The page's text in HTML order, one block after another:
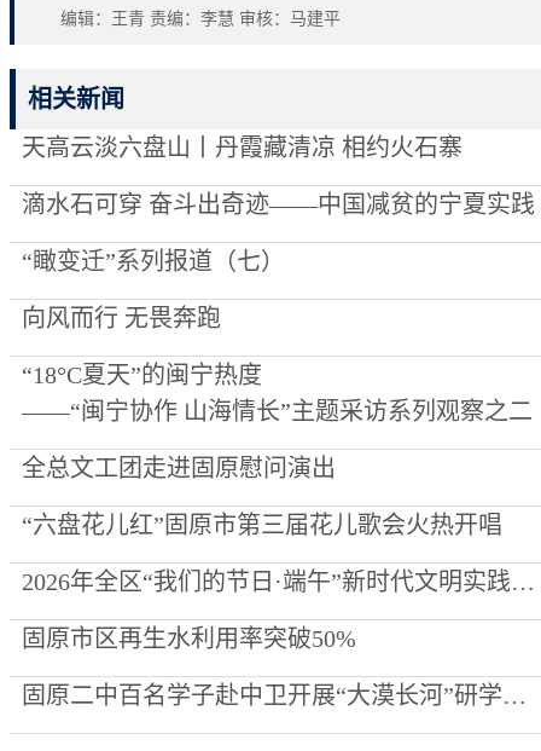
编辑：王青 责编：李慧 审核：马建平
相关新闻
天高云淡六盘山丨丹霞藏清凉 相约火石寨
滴水石可穿 奋斗出奇迹——中国减贫的宁夏实践
“瞰变迁”系列报道（七）
向风而行 无畏奔跑
“18°C夏天”的闽宁热度
——“闽宁协作 山海情长”主题采访系列观察之二
全总文工团走进固原慰问演出
“六盘花儿红”固原市第三届花儿歌会火热开唱
2026年全区“我们的节日·端午”新时代文明实践集中示范活动在启幕
固原市区再生水利用率突破50%
固原二中百名学子赴中卫开展“大漠长河”研学实践